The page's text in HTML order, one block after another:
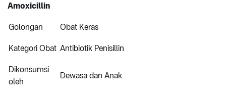
Amoxicillin
Golongan Obat Keras
Kategori Obat Antibiotik Penisillin
Dikonsumsi
oleh
Dewasa dan Anak